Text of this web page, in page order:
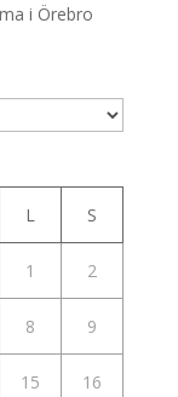
i Örebro
L S
1 2
8 9
15 16